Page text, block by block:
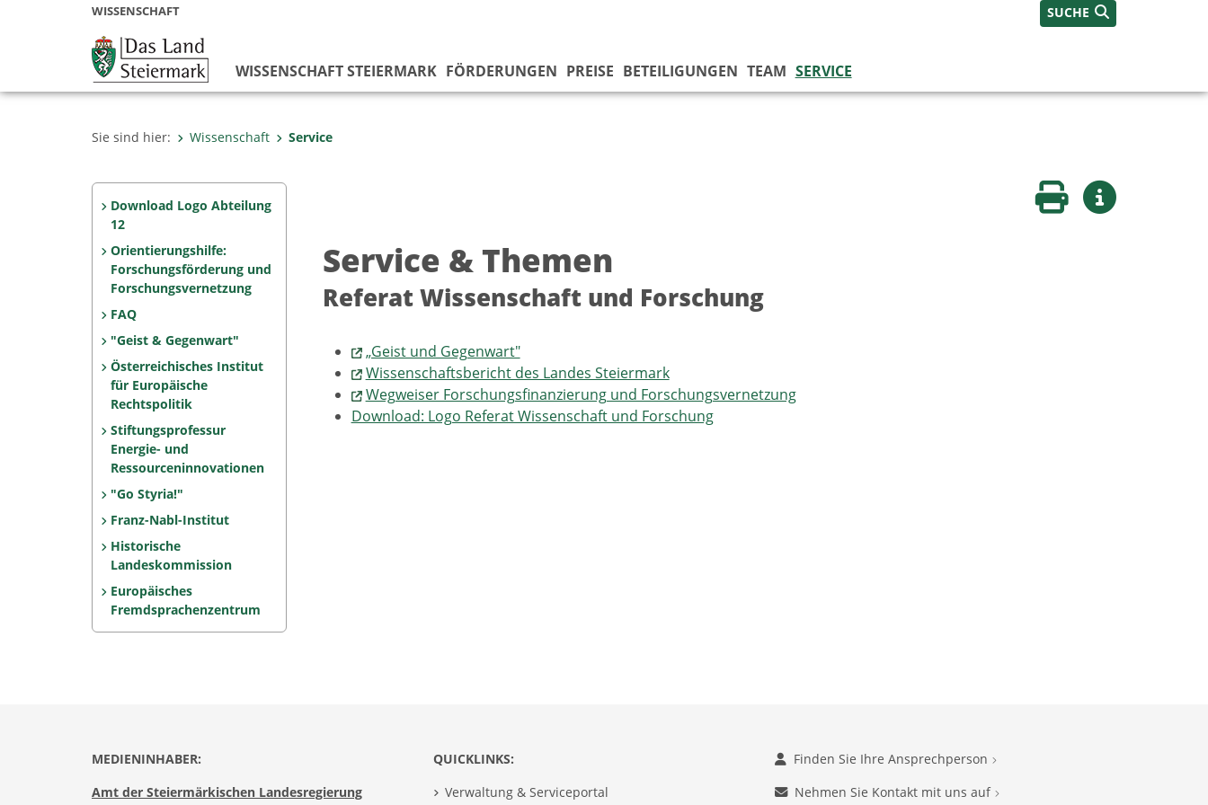
WISSENSCHAFT SUCHE
WISSENSCHAFT STEIERMARK FÖRDERUNGEN PREISE BETEILIGUNGEN TEAM SERVICE
Sie sind hier: Wissenschaft Service
Download Logo Abteilung
12
Orientierungshilfe:
Forschungsförderung und
Forschungsvernetzung
FAQ
"Geist & Gegenwart"
Österreichisches Institut
für Europäische
Rechtspolitik
Stiftungsprofessur
Energie- und
Ressourceninnovationen
"Go Styria!"
Franz-Nabl-Institut
Historische
Landeskommission
Europäisches
Fremdsprachenzentrum
Seite druckenWeitere Infos
Service & Themen
Referat Wissenschaft und Forschung
„Geist und Gegenwart"
Wissenschaftsbericht des Landes Steiermark
Wegweiser Forschungsfinanzierung und Forschungsvernetzung
Download: Logo Referat Wissenschaft und Forschung
MEDIENINHABER:
Amt der Steiermärkischen Landesregierung
QUICKLINKS:
Verwaltung & Serviceportal
Finden Sie Ihre Ansprechperson
Nehmen Sie Kontakt mit uns auf